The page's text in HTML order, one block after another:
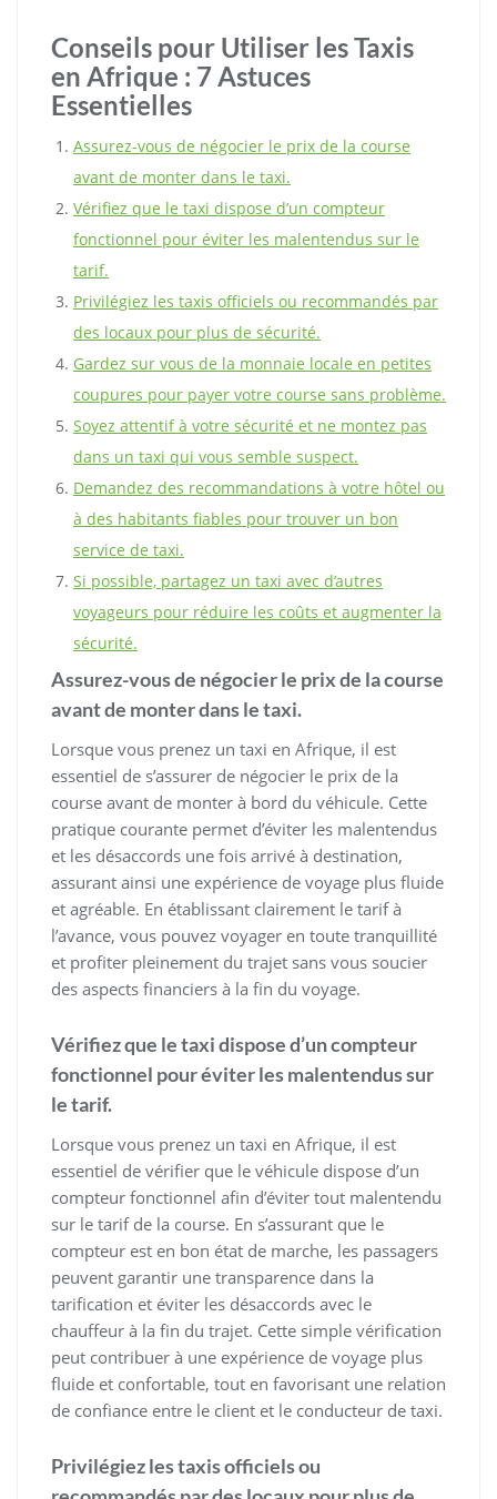
Conseils pour Utiliser les Taxis
en Afrique : 7 Astuces
Essentielles
Assurez-vous de négocier le prix de la course
avant de monter dans le taxi.
Vérifiez que le taxi dispose d’un compteur
fonctionnel pour éviter les malentendus sur le
tarif.
Privilégiez les taxis officiels ou recommandés par
des locaux pour plus de sécurité.
Gardez sur vous de la monnaie locale en petites
coupures pour payer votre course sans problème.
Soyez attentif à votre sécurité et ne montez pas
dans un taxi qui vous semble suspect.
Demandez des recommandations à votre hôtel ou
à des habitants fiables pour trouver un bon
service de taxi.
Si possible, partagez un taxi avec d’autres
voyageurs pour réduire les coûts et augmenter la
sécurité.
Assurez-vous de négocier le prix de la course
avant de monter dans le taxi.
Lorsque vous prenez un taxi en Afrique, il est
essentiel de s’assurer de négocier le prix de la
course avant de monter à bord du véhicule. Cette
pratique courante permet d’éviter les malentendus
et les désaccords une fois arrivé à destination,
assurant ainsi une expérience de voyage plus fluide
et agréable. En établissant clairement le tarif à
l’avance, vous pouvez voyager en toute tranquillité
et profiter pleinement du trajet sans vous soucier
des aspects financiers à la fin du voyage.
Vérifiez que le taxi dispose d’un compteur
fonctionnel pour éviter les malentendus sur
le tarif.
Lorsque vous prenez un taxi en Afrique, il est
essentiel de vérifier que le véhicule dispose d’un
compteur fonctionnel afin d’éviter tout malentendu
sur le tarif de la course. En s’assurant que le
compteur est en bon état de marche, les passagers
peuvent garantir une transparence dans la
tarification et éviter les désaccords avec le
chauffeur à la fin du trajet. Cette simple vérification
peut contribuer à une expérience de voyage plus
fluide et confortable, tout en favorisant une relation
de confiance entre le client et le conducteur de taxi.
Privilégiez les taxis officiels ou